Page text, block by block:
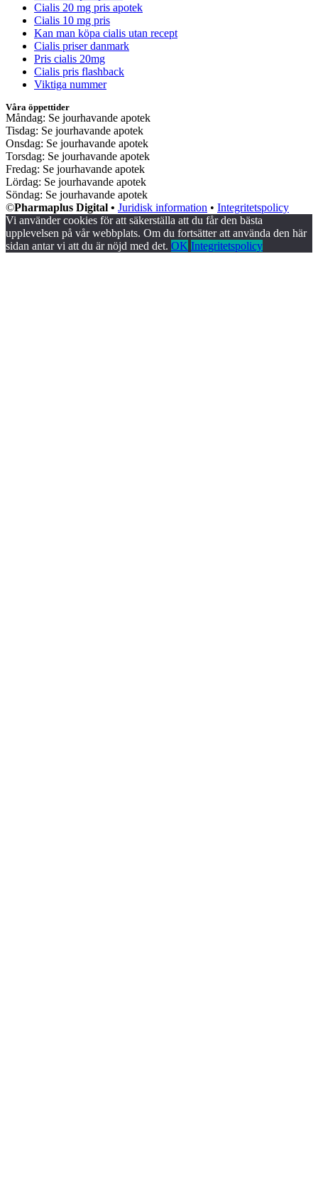
Cialis 20 mg pris apotek
Cialis 10 mg pris
Kan man köpa cialis utan recept
Cialis priser danmark
Pris cialis 20mg
Cialis pris flashback
Viktiga nummer
Våra öppettider
Måndag: Se jourhavande apotek
Tisdag: Se jourhavande apotek
Onsdag: Se jourhavande apotek
Torsdag: Se jourhavande apotek
Fredag: Se jourhavande apotek
Lördag: Se jourhavande apotek
Söndag: Se jourhavande apotek
©Pharmaplus Digital • Juridisk information • Integritetspolicy
Vi använder cookies för att säkerställa att du får den bästa
upplevelsen på vår webbplats. Om du fortsätter att använda den här
sidan antar vi att du är nöjd med det. OK Integritetspolicy